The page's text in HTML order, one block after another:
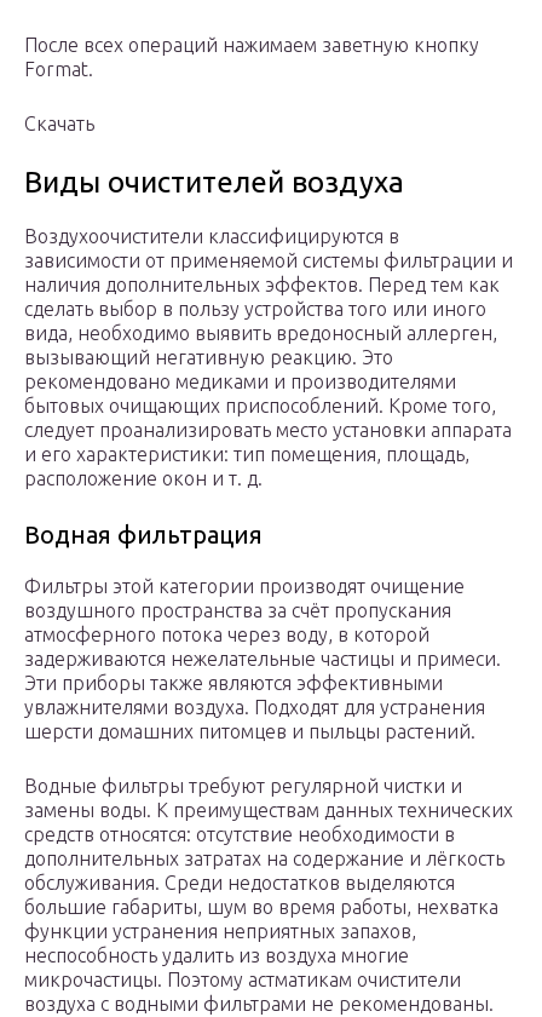
После всех операций нажимаем заветную кнопку
Format.
Скачать
Виды очистителей воздуха
Воздухоочистители классифицируются в
зависимости от применяемой системы фильтрации и
наличия дополнительных эффектов. Перед тем как
сделать выбор в пользу устройства того или иного
вида, необходимо выявить вредоносный аллерген,
вызывающий негативную реакцию. Это
рекомендовано медиками и производителями
бытовых очищающих приспособлений. Кроме того,
следует проанализировать место установки аппарата
и его характеристики: тип помещения, площадь,
расположение окон и т. д.
Водная фильтрация
Фильтры этой категории производят очищение
воздушного пространства за счёт пропускания
атмосферного потока через воду, в которой
задерживаются нежелательные частицы и примеси.
Эти приборы также являются эффективными
увлажнителями воздуха. Подходят для устранения
шерсти домашних питомцев и пыльцы растений.
Водные фильтры требуют регулярной чистки и
замены воды. К преимуществам данных технических
средств относятся: отсутствие необходимости в
дополнительных затратах на содержание и лёгкость
обслуживания. Среди недостатков выделяются
большие габариты, шум во время работы, нехватка
функции устранения неприятных запахов,
неспособность удалить из воздуха многие
микрочастицы. Поэтому астматикам очистители
воздуха с водными фильтрами не рекомендованы.